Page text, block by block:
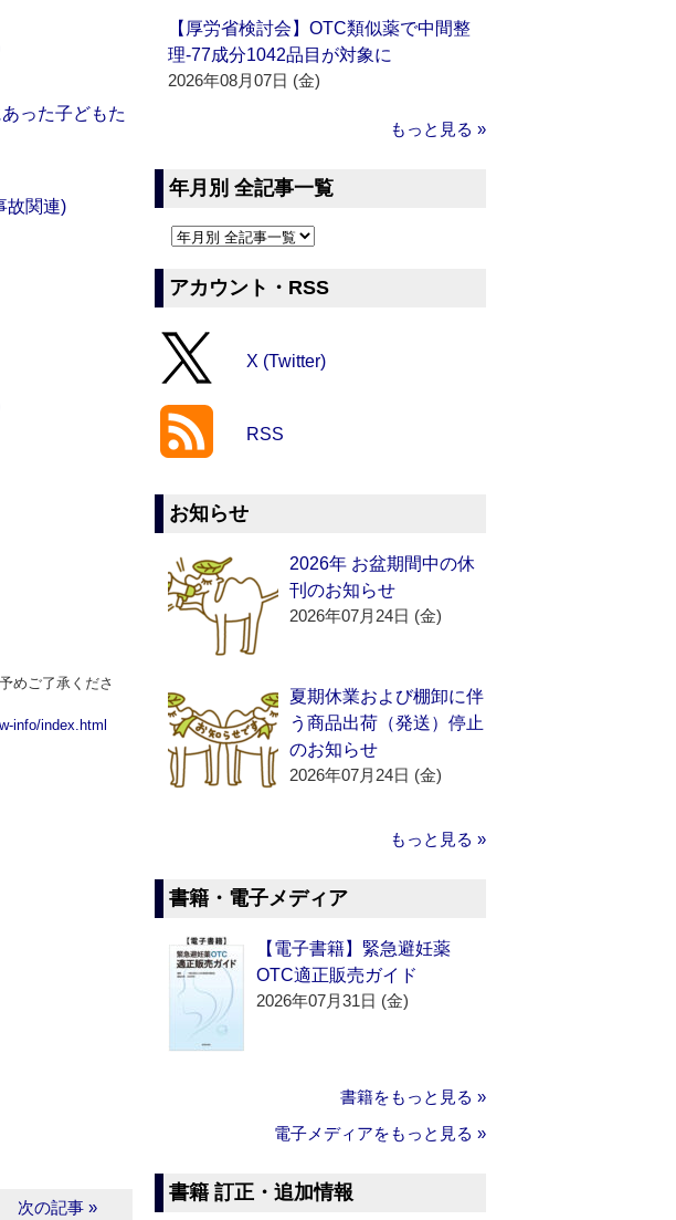
った子どもた
故関連)
めご了承くださ
info/index.html
次の記事 »
【厚労省検討会】OTC類似薬で中間整
理‐77成分1042品目が対象に
2026年08月07日 (金)
もっと見る »
年月別 全記事一覧
アカウント・RSS
X (Twitter)
RSS
お知らせ
2026年 お盆期間中の休
刊のお知らせ
2026年07月24日 (金)
夏期休業および棚卸に伴
う商品出荷（発送）停止
のお知らせ
2026年07月24日 (金)
もっと見る »
書籍・電子メディア
【電子書籍】緊急避妊薬
OTC適正販売ガイド
2026年07月31日 (金)
書籍をもっと見る »
電子メディアをもっと見る »
書籍 訂正・追加情報